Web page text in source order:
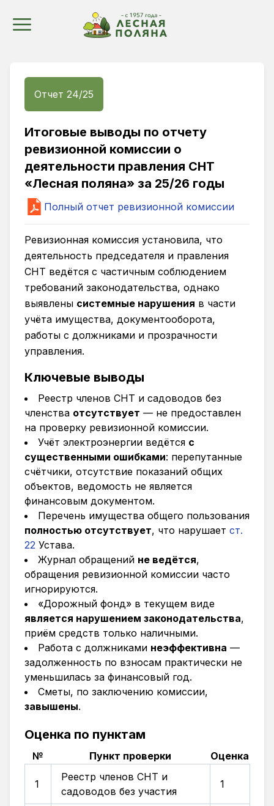
Отчет 24/25
Итоговые выводы по отчету
ревизионной комиссии о
деятельности правления СНТ
«Лесная поляна» за 25/26 годы
Полный отчет ревизионной комиссии
Ревизионная комиссия установила, что
деятельность председателя и правления
СНТ ведётся с частичным соблюдением
требований законодательства, однако
выявлены системные нарушения в части
учёта имущества, документооборота,
работы с должниками и прозрачности
управления.
Ключевые выводы
Реестр членов СНТ и садоводов без
членства отсутствует — не предоставлен
на проверку ревизионной комиссии.
Учёт электроэнергии ведётся с
существенными ошибками: перепутанные
счётчики, отсутствие показаний общих
объектов, ведомость не является
финансовым документом.
Перечень имущества общего пользования
полностью отсутствует, что нарушает ст.
22 Устава.
Журнал обращений не ведётся,
обращения ревизионной комиссии часто
игнорируются.
«Дорожный фонд» в текущем виде
является нарушением законодательства,
приём средств только наличными.
Работа с должниками неэффективна —
задолженность по взносам практически не
уменьшилась за финансовый год.
Сметы, по заключению комиссии,
завышены.
Оценка по пунктам
№ Пункт проверки Оценка
1
Реестр членов СНТ и
садоводов без участия
1